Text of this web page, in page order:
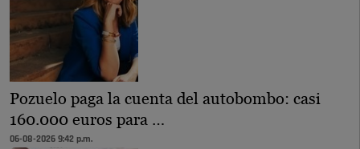
Pozuelo paga la cuenta del autobombo: casi
160.000 euros para …
06-08-2026 9:42 p.m.